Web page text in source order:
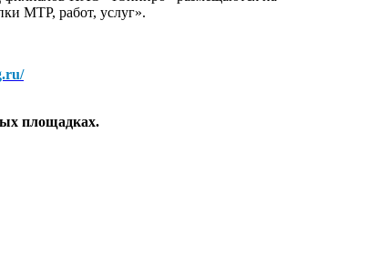
МТР, работ, услуг».
площадках.